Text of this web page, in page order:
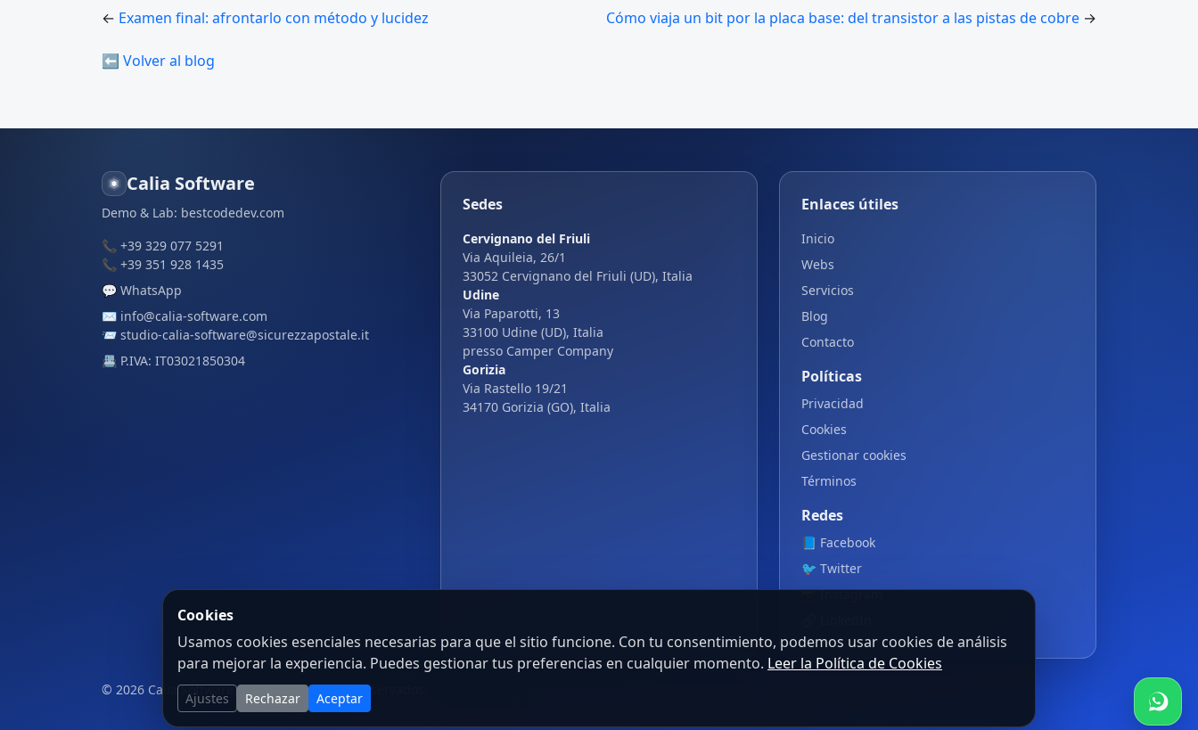
← Examen final: afrontarlo con método y lucidez Cómo viaja un bit por la placa base: del transistor a las pistas de cobre →
⬅ Volver al blog
Calia Software
Demo & Lab: bestcodedev.com
📞 +39 329 077 5291
📞 +39 351 928 1435
💬 WhatsApp
✉️ info@calia-software.com
📨 studio-calia-software@sicurezzapostale.it
📇 P.IVA: IT03021850304
Sedes
Cervignano del Friuli
Via Aquileia, 26/1
33052 Cervignano del Friuli (UD), Italia
Udine
Via Paparotti, 13
33100 Udine (UD), Italia
presso Camper Company
Gorizia
Via Rastello 19/21
34170 Gorizia (GO), Italia
Enlaces útiles
Inicio
Webs
Servicios
Blog
Contacto
Políticas
Privacidad
Cookies
Gestionar cookies
Términos
Redes
📘 Facebook
🐦 Twitter
📷Instagram
© 2026 Calia Software. Todos los derechos reservados.
Cookies
Usamos cookies esenciales necesarias para que el sitio funcione. Con tu consentimiento, podemos usar cookies de análisis
para mejorar la experiencia. Puedes gestionar tus preferencias en cualquier momento. Leer la Política de Cookies
Ajustes Rechazar Aceptar